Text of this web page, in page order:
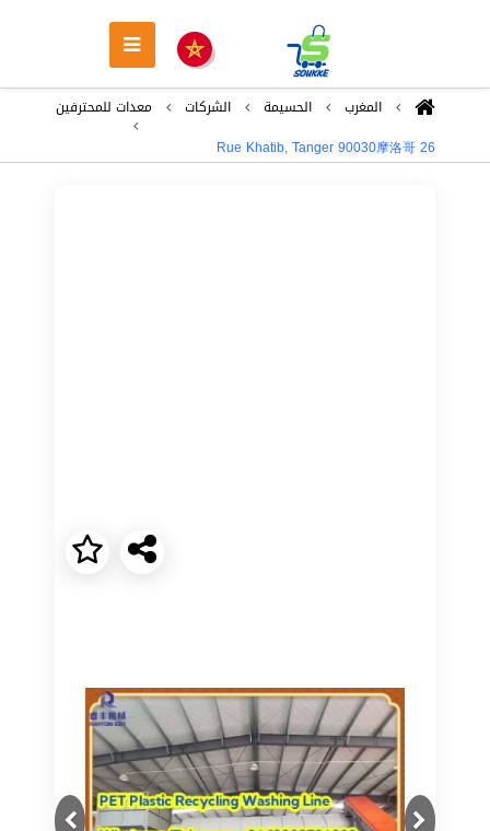
المغرب الحسيمة الشركات
معدات للمحترفين
26 Rue Khatib, Tanger 90030摩洛哥
Previous
Next